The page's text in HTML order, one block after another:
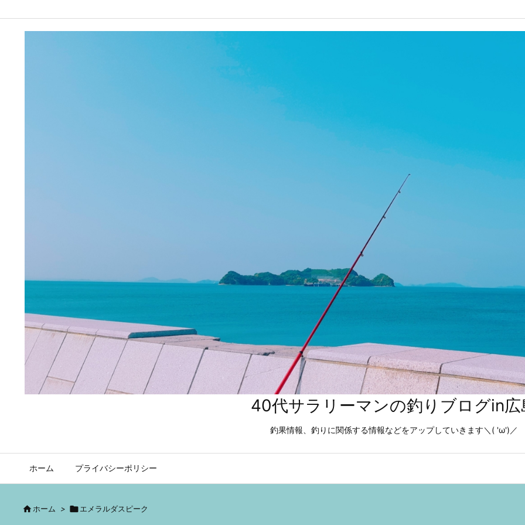
40代サラリーマンの釣りブログin広
釣果情報、釣りに関係する情報などをアップしていきます＼( 'ω')／
ホーム プライバシーポリシー
 ホーム > エメラルダスピーク